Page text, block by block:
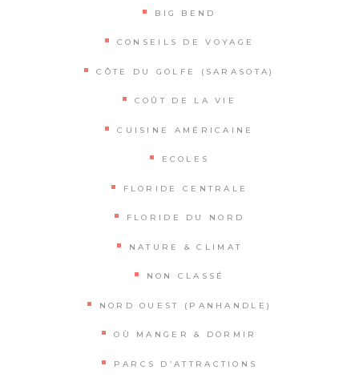
BIG BEND
CONSEILS DE VOYAGE
CÔTE DU GOLFE (SARASOTA)
COÛT DE LA VIE
CUISINE AMÉRICAINE
ECOLES
FLORIDE CENTRALE
FLORIDE DU NORD
NATURE & CLIMAT
NON CLASSÉ
NORD OUEST (PANHANDLE)
OÙ MANGER & DORMIR
PARCS D’ATTRACTIONS